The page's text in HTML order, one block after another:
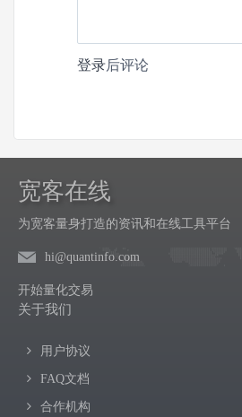
登录后评论
宽客在线
为宽客量身打造的资讯和在线工具平台
hi@quantinfo.com
开始量化交易
关于我们
用户协议
FAQ文档
合作机构